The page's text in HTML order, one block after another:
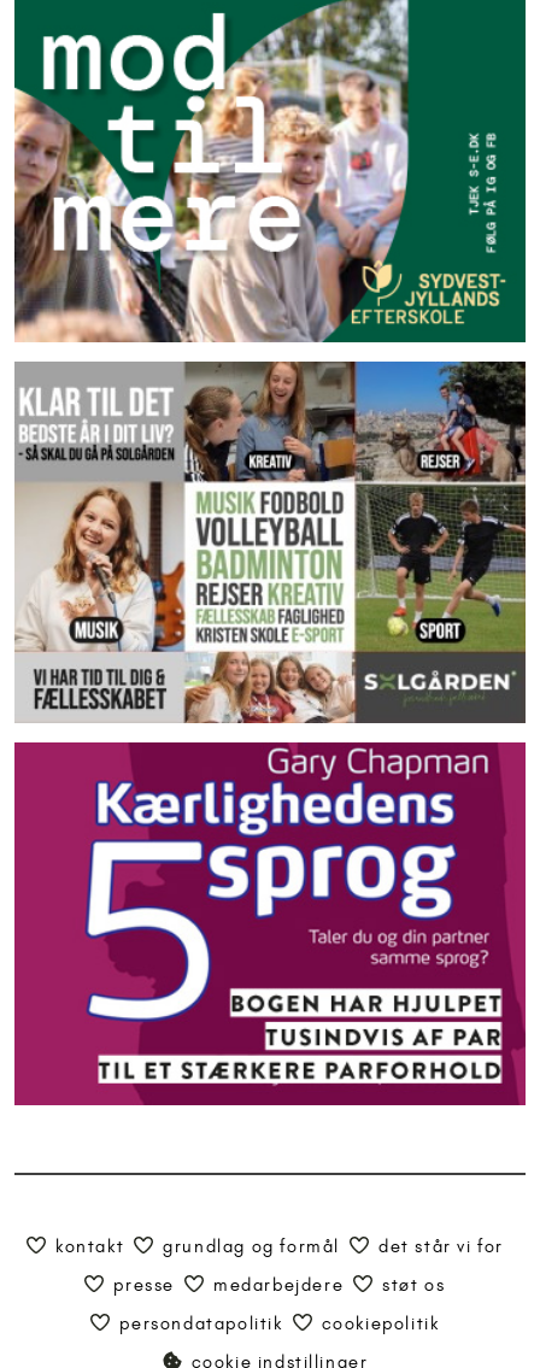
kontakt grundlag og formål
det står vi for
presse
medarbejdere
støt os
persondatapolitik
cookiepolitik
cookie indstillinger